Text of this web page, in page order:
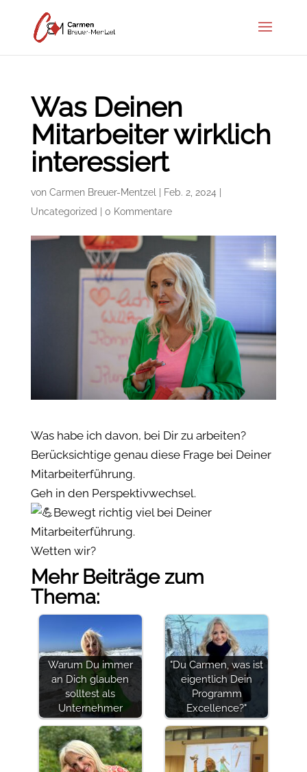
Was Deinen
Mitarbeiter wirklich
interessiert
von Carmen Breuer-Mentzel Feb. 2, 2024
Uncategorized
0 Kommentare
Was habe ich davon, bei Dir zu arbeiten?
Berücksichtige genau diese Frage bei Deiner
Mitarbeiterführung.
Geh in den Perspektivwechsel.
Bewegt richtig viel bei Deiner
Mitarbeiterführung.
Wetten wir?
Mehr Beiträge zum
Thema:
Warum Du immer
an Dich glauben
solltest als
Unternehmer
"Du Carmen, was ist
eigentlich Dein
Programm
Excellence?"